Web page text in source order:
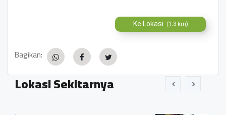
Ke Lokasi (1.3 km)
Bagikan:
Lokasi Sekitarnya